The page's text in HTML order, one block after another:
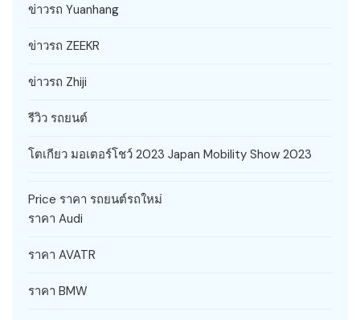
ข่าวรถ Yuanhang
ข่าวรถ ZEEKR
ข่าวรถ Zhiji
รีวิว รถยนต์
โตเกียว มอเตอร์โชว์ 2023 Japan Mobility Show 2023
Price ราคา รถยนต์รถใหม่
ราคา Audi
ราคา AVATR
ราคา BMW